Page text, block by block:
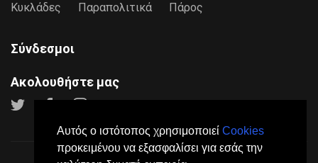
Αυτός ο ιστότοπος χρησιμοποιεί Cookies
προκειμένου να εξασφαλίσει για εσάς την
Κυκλάδες
Παραπολιτικά Πάρος
Σύνδεσμοι
Ακολουθήστε μας